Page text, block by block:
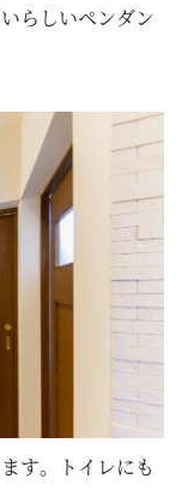
らしいペンダン
す。トイレにも